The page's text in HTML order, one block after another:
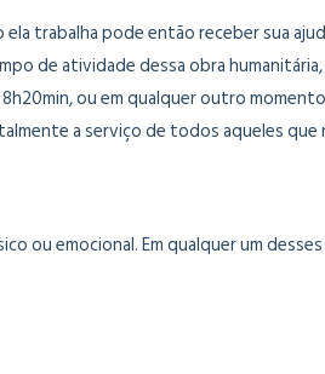
trabalha pode então receber sua
de atividade dessa obra
ou em qualquer outro
a serviço de todos aqueles
ou emocional. Em qualquer um